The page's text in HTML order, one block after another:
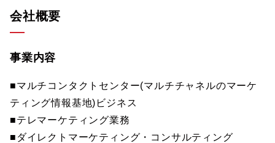
会社概要
事業内容
■マルチコンタクトセンター(マルチチャネルのマーケ
ティング情報基地)ビジネス
■テレマーケティング業務
■ダイレクトマーケティング・コンサルティング